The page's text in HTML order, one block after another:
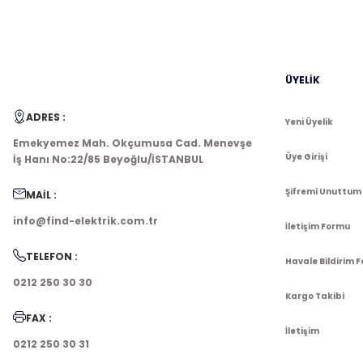
ADRES :
Emekyemez Mah. Okçumusa Cad. Menevşe
İş Hanı No:22/85 Beyoğlu/İSTANBUL
MAİL :
info@find-elektrik.com.tr
TELEFON :
0212 250 30 30
FAX :
0212 250 30 31
ÜYELİK
Yeni Üyelik
Üye Girişi
Şifremi Unuttum
İletişim Formu
Havale Bildirim
Kargo Takibi
İletişim